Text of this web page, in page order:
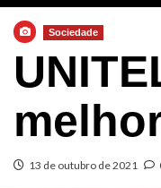
Sociedade
13 de outubro de 2021